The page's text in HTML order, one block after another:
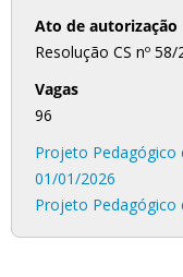
Ato de autorização
Resolução CS nº 58/
Vagas
96
Projeto Pedagógico
01/01/2026
Projeto Pedagógico